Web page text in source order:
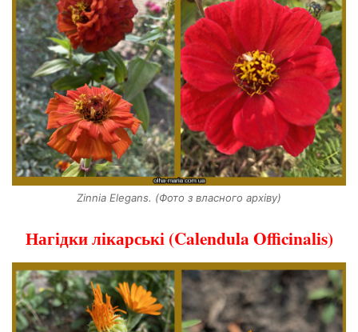
Zinnia Elegans. (Фото з власного архіву)
Нагідки лікарські (Calendula Officinalis)